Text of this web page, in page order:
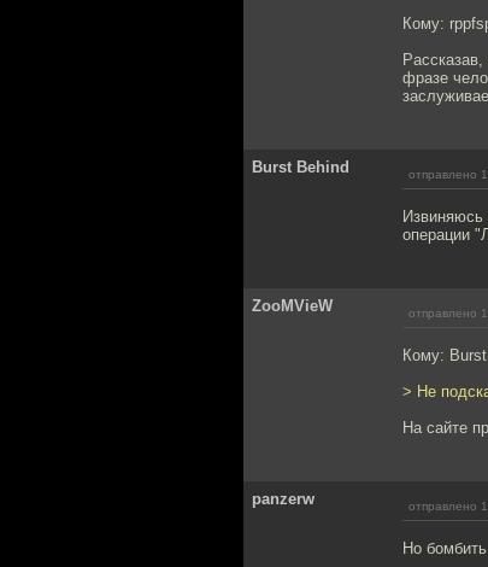
Кому:
фразе
Burst Behind отправлено
операции
ZooMVieW отправлено
Кому:
> Не
На сайте
panzerw отправлено
Но